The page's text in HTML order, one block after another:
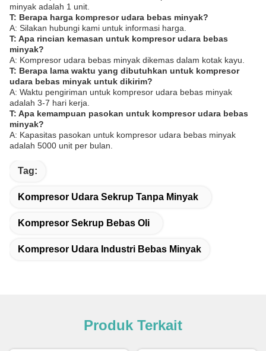
minyak adalah 1 unit.
T: Berapa harga kompresor udara bebas minyak?
A: Silakan hubungi kami untuk informasi harga.
T: Apa rincian kemasan untuk kompresor udara bebas
minyak?
A: Kompresor udara bebas minyak dikemas dalam kotak kayu.
T: Berapa lama waktu yang dibutuhkan untuk kompresor
udara bebas minyak untuk dikirim?
A: Waktu pengiriman untuk kompresor udara bebas minyak
adalah 3-7 hari kerja.
T: Apa kemampuan pasokan untuk kompresor udara bebas
minyak?
A: Kapasitas pasokan untuk kompresor udara bebas minyak
adalah 5000 unit per bulan.
Tag:
Kompresor Udara Sekrup Tanpa Minyak
Kompresor Sekrup Bebas Oli
Kompresor Udara Industri Bebas Minyak
Produk Terkait